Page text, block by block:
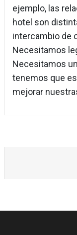
ejemplo, las
hotel son
intercambio de
Necesitamos
Necesitamos
tenemos que
mejorar